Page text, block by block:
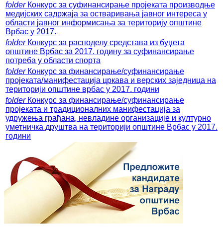
folder Конкурс за суфинансирање пројеката производње
медијских садржаја за остваривања јавног интереса у
области јавног информисања за територију општине
Врбас у 2017.
folder Конкурс за расподелу средстава из буџета
општине Врбас за 2017. годину за суфинансирање
потреба у области спорта
folder Конкурс за финансирање/суфинансирање
пројеката/манифестација цркава и верских заједница на
територији општине врбас у 2017. години
folder Конкурс за финансирање/суфинансирање
пројеката и традиционалних манифестација за
удружења грађана, невладине организације и културно
уметничка друштва на територији општине Врбас у 2017.
години